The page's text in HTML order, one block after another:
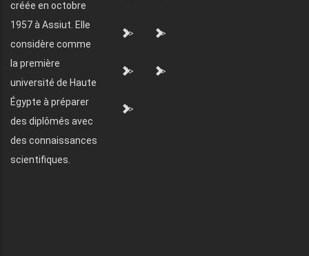
créée en octobre
1957 à Assiut. Elle
considère comme
la première
université de Haute
Égypte à préparer
des diplômés avec
des connaissances
scientifiques.
"> ">
"> ">
">